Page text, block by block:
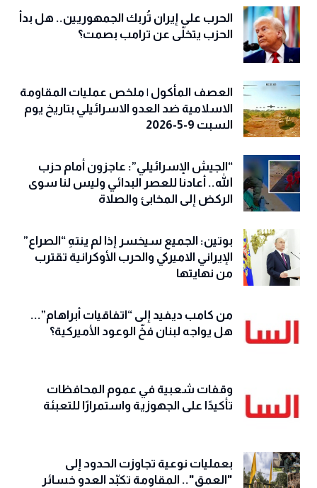
الحرب على إيران تُربك الجمهوريين.. هل بدأ
الحزب يتخلّى عن ترامب بصمت؟
العصف المأكول | ملخص عمليات المقاومة
الاسلامية ضد العدو الاسرائيلي بتاريخ يوم
السبت 9-5-2026
“الجيش الإسرائيلي”: عاجزون أمام حزب
الله.. أعادنا للعصر البدائي وليس لنا سوى
الركض إلى المخابئ والصلاة
بوتين: الجميع سيخسر إذا لم ينتهِ “الصراع”
الإيراني الاميركي والحرب الأوكرانية تقترب
من نهايتها
من كامب ديفيد إلى “اتفاقيات أبراهام”...
هل يواجه لبنان فخّ الوعود الأميركية؟
وقفات شعبية في عموم المحافظات
تأكيدًا على الجهوزية واستمرارًا للتعبئة
بعمليات نوعية تجاوزت الحدود إلى
"العمق".. المقاومة تكبّد العدو خسائر